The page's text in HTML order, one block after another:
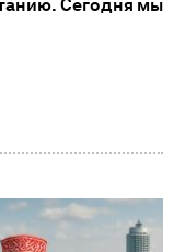
Сегодня мы